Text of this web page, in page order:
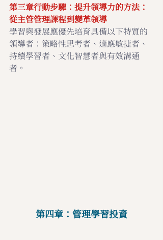
第三章行動步驟： 提升領導力的方法：
從主管管理課程到變革領導
學習與發展應優先培育具備以下特質的
領導者：策略性思考者、適應敏捷者、
持續學習者、文化智慧者與有效溝通
者。
第四章：管理學習投資